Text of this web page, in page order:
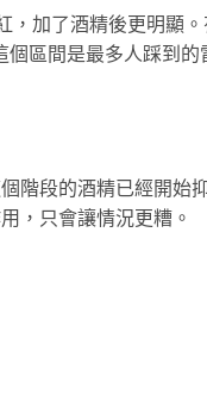
，加了酒精後更明顯。
個區間是最多人踩到的
階段的酒精已經開始
，只會讓情況更糟。